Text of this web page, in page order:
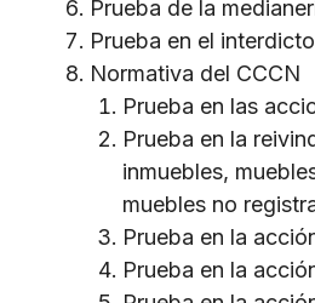
Prueba de la
Prueba en el
Normativa del CCCN
Prueba en las
Prueba en la
inmuebles,
muebles no
Prueba en la
Prueba en la